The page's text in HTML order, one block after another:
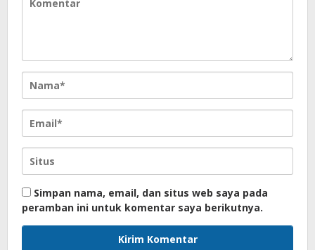
Simpan nama, email, dan situs web saya pada
peramban ini untuk komentar saya berikutnya.